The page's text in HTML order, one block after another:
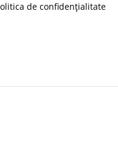
de confidențialitate
reducere